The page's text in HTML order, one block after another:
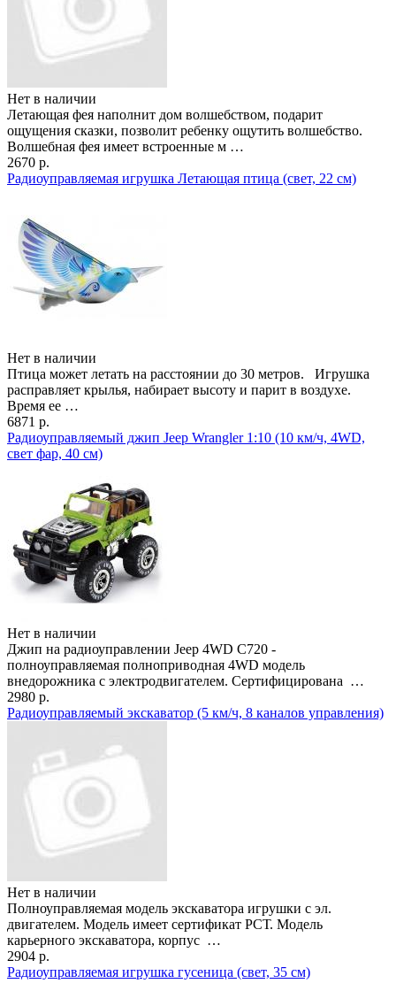
Нет в наличии
Летающая фея наполнит дом волшебством, подарит
ощущения сказки, позволит ребенку ощутить волшебство.
Волшебная фея имеет встроенные м …
2670 р.
Радиоуправляемая игрушка Летающая птица (свет, 22 см)
Нет в наличии
Птица может летать на расстоянии до 30 метров. Игрушка
расправляет крылья, набирает высоту и парит в воздухе.
Время ее …
6871 р.
Радиоуправляемый джип Jeep Wrangler 1:10 (10 км/ч, 4WD,
свет фар, 40 см)
Нет в наличии
Джип на радиоуправлении Jeep 4WD C720 -
полноуправляемая полноприводная 4WD модель
внедорожника с электродвигателем. Сертифицирована …
2980 р.
Радиоуправляемый экскаватор (5 км/ч, 8 каналов управления)
Нет в наличии
Полноуправляемая модель экскаватора игрушки с эл.
двигателем. Модель имеет сертификат РСТ. Модель
карьерного экскаватора, корпус …
2904 р.
Радиоуправляемая игрушка гусеница (свет, 35 см)